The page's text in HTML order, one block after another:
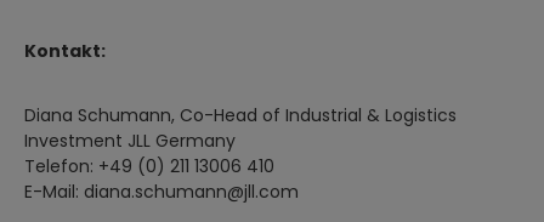
Kontakt:
Diana Schumann, Co-Head of Industrial & Logistics
Investment JLL Germany
Telefon: +49 (0) 211 13006 410
E-Mail: diana.schumann@jll.com